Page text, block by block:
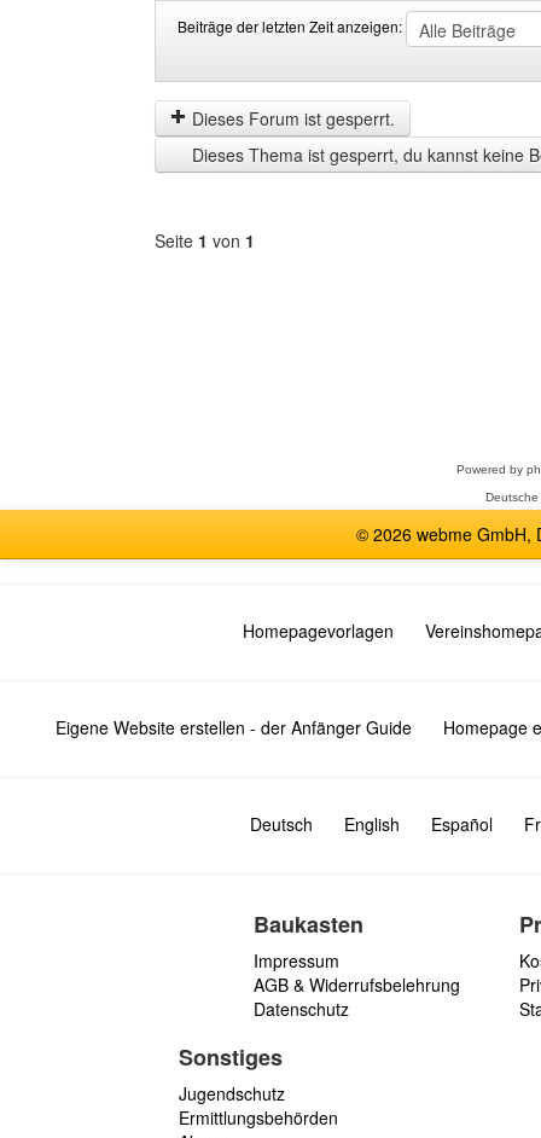
Beiträge der letzten Zeit anzeigen:
der
letzten
Zeit
anzeigen
by
Dieses Forum ist gesperrt.
Dieses Thema ist gesperrt, du kannst keine
Seite 1 von 1
Powered by
© 2026 webme GmbH,
Homepagevorlagen
Eigene Website erstellen - der Anfänger Guide Homepage
Deutsch English Español
Baukasten
Impressum
AGB & Widerrufsbelehrung
Datenschutz
Sonstiges
Jugendschutz
Ermittlungsbehörden